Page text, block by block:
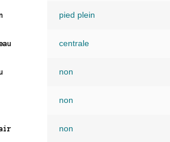
pied plein
centrale
non
non
non